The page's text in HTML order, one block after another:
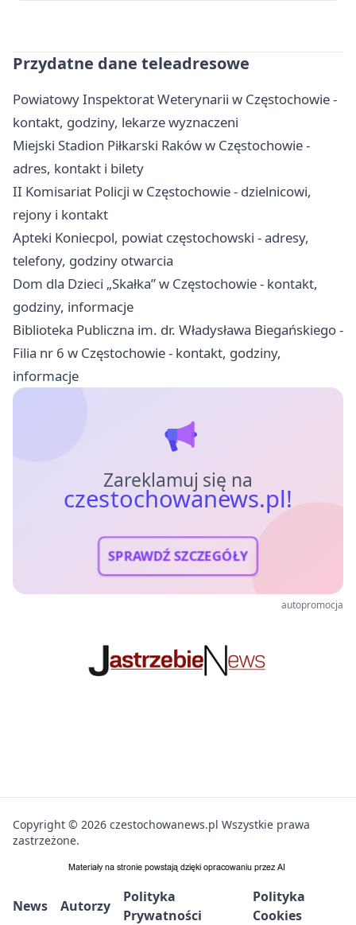
Przydatne dane teleadresowe
Powiatowy Inspektorat Weterynarii w Częstochowie -
kontakt, godziny, lekarze wyznaczeni
Miejski Stadion Piłkarski Raków w Częstochowie -
adres, kontakt i bilety
II Komisariat Policji w Częstochowie - dzielnicowi,
rejony i kontakt
Apteki Koniecpol, powiat częstochowski - adresy,
telefony, godziny otwarcia
Dom dla Dzieci „Skałka” w Częstochowie - kontakt,
godziny, informacje
Biblioteka Publiczna im. dr. Władysława Biegańskiego -
Filia nr 6 w Częstochowie - kontakt, godziny,
informacje
Zareklamuj się na
czestochowanews.pl!
SPRAWDŹ SZCZEGÓŁY
autopromocja
Copyright © 2026 czestochowanews.pl Wszystkie prawa
zastrzeżone.
News Autorzy
Polityka
Prywatności
Polityka
Cookies